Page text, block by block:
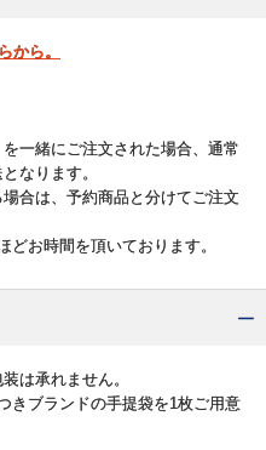
から。
一緒にご注文された場合、通常
なります。
合は、予約商品と分けてご注文
どお時間を頂いております。
は承れません。
きブランドの手提袋を1枚ご用意